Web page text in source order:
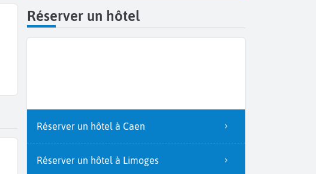
Réserver un hôtel
Réserver un hôtel à Caen
Réserver un hôtel à Limoges